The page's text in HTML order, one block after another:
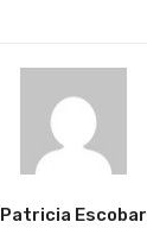
Patricia Escobar